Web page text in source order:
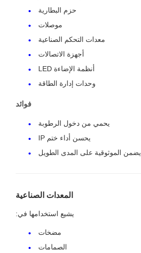
حزم البطارية
موصلات
معدات التحكم الصناعية
أجهزة الاتصالات
أنظمة الإضاءة LED
وحدات إدارة الطاقة
فوائد
يحمي من دخول الرطوبة
يحسن أداء ختم IP
يضمن الموثوقية على المدى الطويل
المعدات الصناعية
يشيع استخدامها في:
مضخات
الصمامات